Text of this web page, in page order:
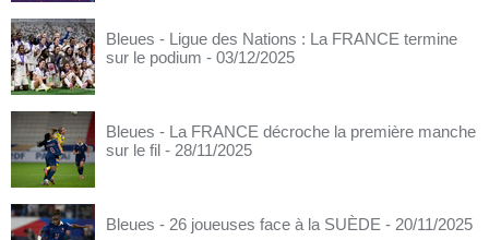
Bleues - Ligue des Nations : La FRANCE termine
sur le podium - 03/12/2025
Bleues - La FRANCE décroche la première manche
sur le fil - 28/11/2025
Bleues - 26 joueuses face à la SUÈDE - 20/11/2025